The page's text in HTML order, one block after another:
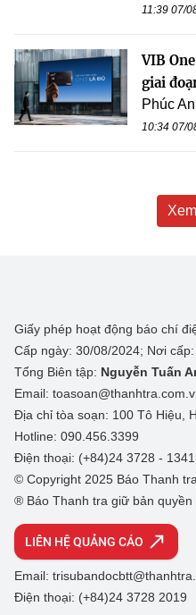
11:39 07/
VIB
giai
Phúc
10:34 07/
Giấy phép hoạt động báo chí
Cấp ngày: 30/08/2024; Nơi
Tổng Biên tập: Nguyễn Tuấn
Email:
Địa chỉ tòa soạn: 100 Tô Hiệu,
Hotline: 090.456.3399
Điện thoại: (+84)24 3728 -
© Copyright 2025 Báo Thanh
® Báo Thanh tra giữ bản
LIÊN HỆ QUẢNG CÁO
Email:
Điện thoại: (+84)24 3728 2019